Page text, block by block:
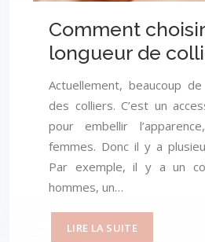
Comment
longueur de
Actuellement, beaucoup
des colliers. C’est un
pour embellir
femmes. Donc il y a
Par exemple, il y a un
hommes, un…
LIRE LA SUITE